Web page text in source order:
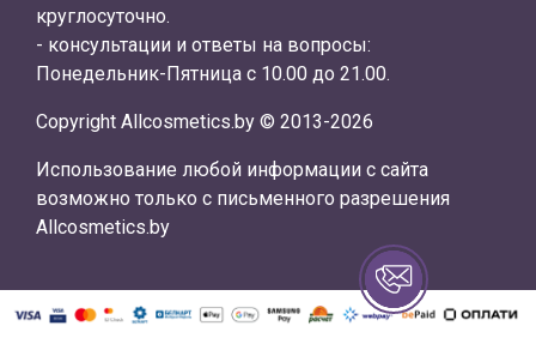
круглосуточно.
- консультации и ответы на вопросы:
Понедельник-Пятница с 10.00 до 21.00.
Copyright Allcosmetics.by © 2013-2026
Использование любой информации с сайта
возможно только с письменного разрешения
Allcosmetics.by